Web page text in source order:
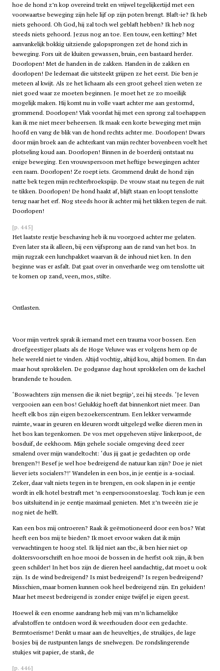
hoe de hond z’n kop overeind trekt en vrijwel tegelijkertijd met een
voorwaartse beweging zijn hele lijf op zijn poten brengt. Blaft-ie? Ik heb
niets gehoord. Oh God, hij zal toch wel geblaft hebben? Ik heb nog
steeds niets gehoord. Jezus nog an toe. Een touw, een ketting? Met
aanvankelijk bokkig uitziende galopsprongen zet de hond zich in
beweging. Fors uit de kluiten gewassen, bruin, een bastaard herder.
Doorlopen! Met de handen in de zakken. Handen in de zakken en
doorlopen! De ledemaat die uitsteekt grijpen ze het eerst. Die ben je
meteen al kwijt. Als ze het lichaam als een groot geheel zien weten ze
niet goed waar ze moeten beginnen. Je moet het ze zo moeilijk
mogelijk maken. Hij komt nu in volle vaart achter me aan gestormd,
grommend. Doorlopen! Vlak voordat hij met een sprong zal toehappen
kan ik me niet meer beheersen. Ik maak een korte beweging met mijn
hoofd en vang de blik van de hond rechts achter me. Doorlopen! Dwars
door mijn broek aan de achterkant van mijn rechter bovenbeen voelt het
plotseling koud aan. Doorlopen! Binnen in de boerderij ontstaat nu
enige beweging. Een vrouwspersoon met heftige bewegingen achter
een raam. Doorlopen! Ze roept iets. Grommend drukt de hond zijn
natte bek tegen mijn rechterbroekspijp. De vrouw staat nu tegen de ruit
te tikken. Doorlopen! De hond haakt af, blijft staan en loopt tenslotte
terug naar het erf. Nog steeds hoor ik achter mij het tikken tegen de ruit.
Doorlopen!
[p. 445]
Het laatste restje beschaving heb ik nu voorgoed achter me gelaten.
Even later sta ik alleen, bij een vijfsprong aan de rand van het bos. In
mijn rugzak een lunchpakket waarvan ik de inhoud niet ken. In den
beginne was er asfalt. Dat gaat over in onverharde weg om tenslotte uit
te komen op zand, veen, mos, stilte.
Ontlasten.
Voor mijn vertrek sprak ik iemand met een trauma voor bossen. Een
droefgeestiger plaats als de Hoge Veluwe was er volgens hem op de
hele wereld niet te vinden. Altijd vochtig, altijd kou, altijd bomen. En dan
maar hout sprokkelen. De godganse dag hout sprokkelen om de kachel
brandende te houden.
‘Boswachters zijn mensen die ik niet begrijp’, zei hij steeds. ‘Je leven
vergooien aan een bos! Gelukkig hoeft dat binnenkort niet meer. Dan
heeft elk bos zijn eigen bezoekerscentrum. Een lekker verwarmde
ruimte, waar in geuren en kleuren wordt uitgelegd welke dieren men in
het bos kan tegenkomen. De vos met opgeheven stijve linkerpoot, de
bosduif, de eekhoorn. Mijn gehele sociale omgeving deed zeer
smalend over mijn wandeltocht: ‘dus jij gaat je gedachten op orde
brengen?! Besef je wel hoe bedreigend de natuur kan zijn? Doe je niet
liever iets socialers?!’ Wandelen in een bos, in je eentje is a-sociaal.
Zeker, daar valt niets tegen in te brengen, en ook slapen in je eentje
wordt in elk hotel bestraft met ’n eenpersoonstoeslag. Toch kun je een
bos uitsluitend in je eentje maximaal genieten. Met z’n tweeën zie je
nog niet de helft.
Kan een bos mij ontroeren? Raak ik geëmotioneerd door een bos? Wat
heeft een bos mij te bieden? Ik moet ervoor waken dat ik mijn
verwachtingen te hoog stel. Ik lijd niet aan tbc, ik ben hier niet op
doktersvoorschrift en hoe mooi de bossen in de herfst ook zijn, ik ben
geen schilder! In het bos zijn de dieren heel aandachtig, dat moet u ook
zijn. Is de wind bedreigend? Is mist bedreigend? Is regen bedreigend?
Misschien, maar bomen kunnen ook heel bedreigend zijn. En geluiden!
Maar het meest bedreigend is zonder enige twijfel je eigen geest.
Hoewel ik een enorme aandrang heb mij van m’n lichamelijke
afvalstoffen te ontdoen word ik weerhouden door een gedachte.
Bermtoerisme! Denkt u maar aan de heuveltjes, de struikjes, de lage
bosjes bij de rustpunten langs de snelwegen. De rondslingerende
stukjes wit papier, de stank, de
[p. 446]